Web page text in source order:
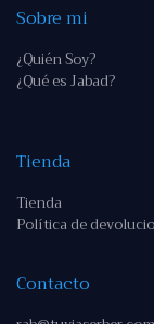
Sobre mi
¿Quién Soy?
¿Qué es Jabad?
Tienda
Tienda
Política de
Contacto